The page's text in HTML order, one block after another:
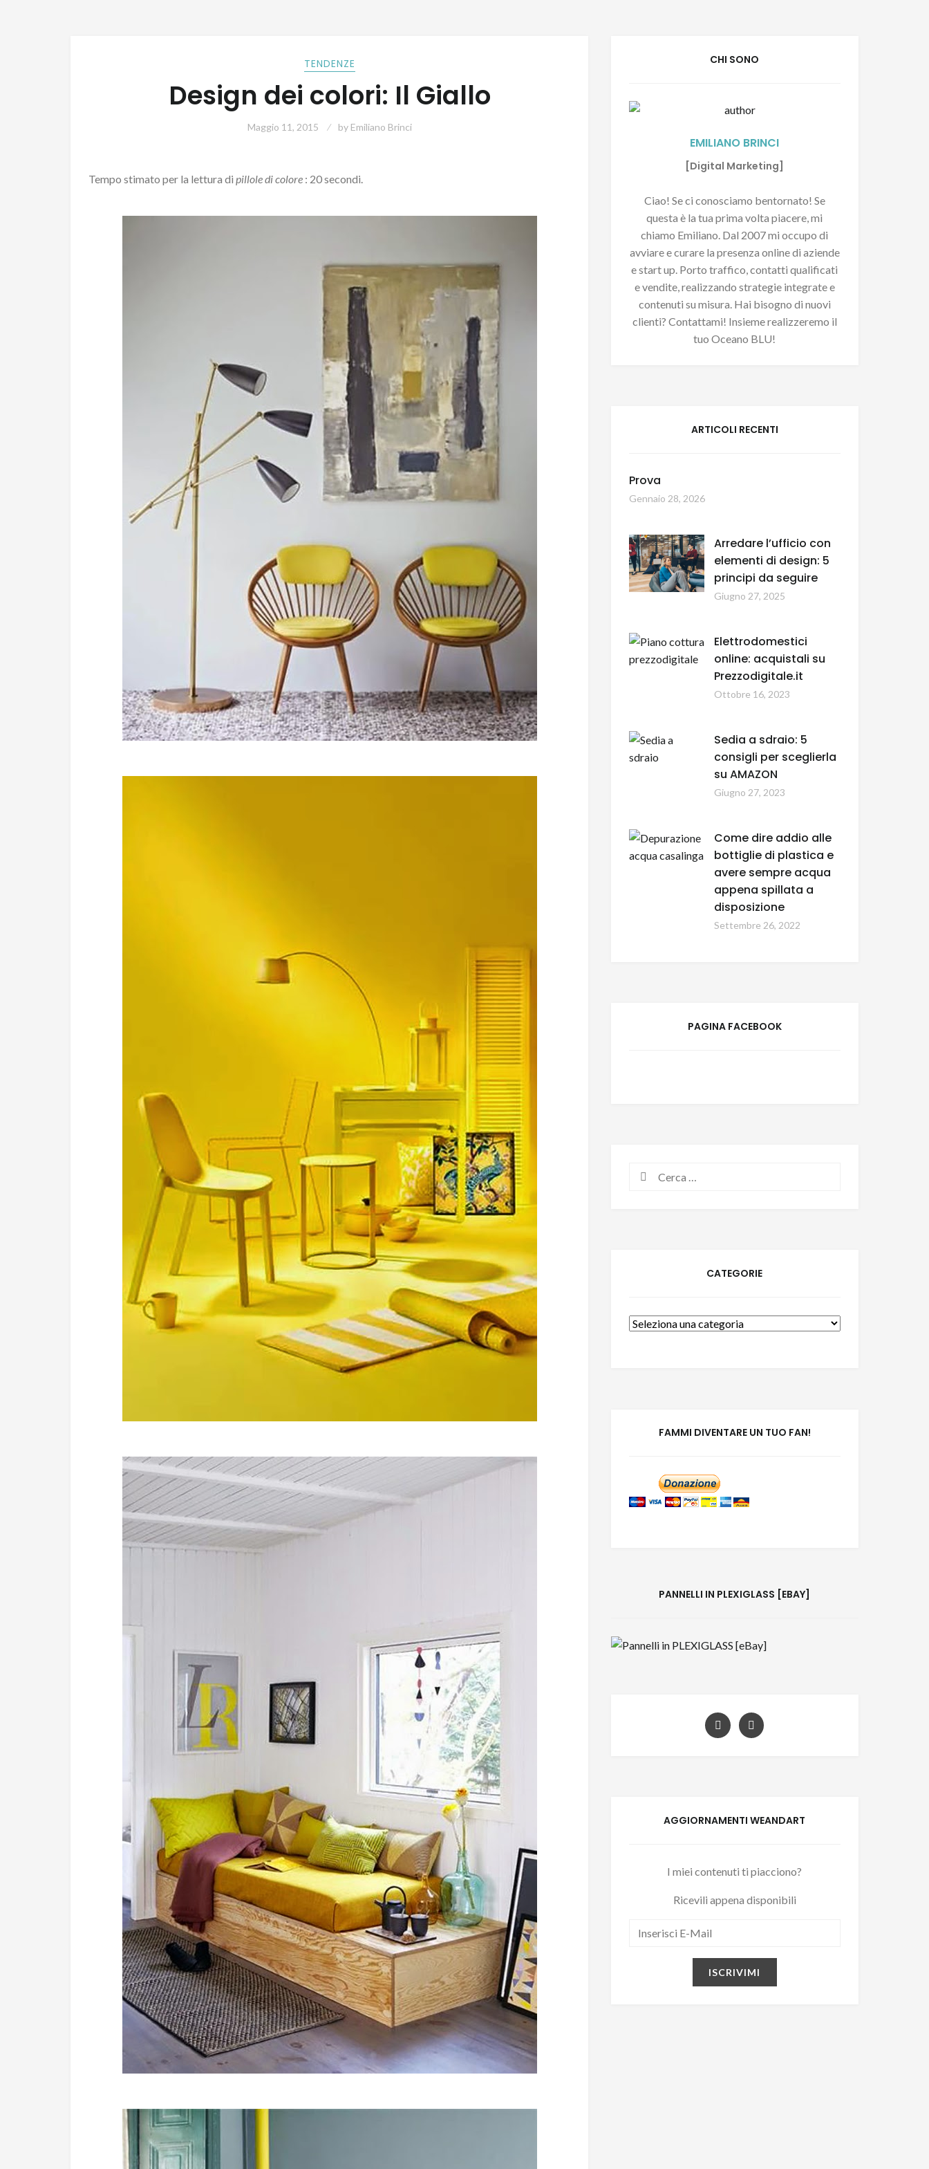
TENDENZE
Design dei colori: Il Giallo
Maggio 11, 2015 by Emiliano Brinci
Tempo stimato per la lettura di pillole di colore : 20 secondi.
CHI SONO
EMILIANO BRINCI
[Digital Marketing]
Ciao! Se ci conosciamo bentornato! Se
questa è la tua prima volta piacere, mi
chiamo Emiliano. Dal 2007 mi occupo di
avviare e curare la presenza online di aziende
e start up. Porto traffico, contatti qualificati
e vendite, realizzando strategie integrate e
contenuti su misura. Hai bisogno di nuovi
clienti? Contattami! Insieme realizzeremo il
tuo Oceano BLU!
ARTICOLI RECENTI
Prova
Gennaio 28, 2026
Arredare l’ufficio con
elementi di design: 5
principi da seguire
Giugno 27, 2025
Elettrodomestici
online: acquistali su
Prezzodigitale.it
Ottobre 16, 2023
Sedia a sdraio: 5
consigli per sceglierla
su AMAZON
Giugno 27, 2023
Come dire addio alle
bottiglie di plastica e
avere sempre acqua
appena spillata a
disposizione
Settembre 26, 2022
PAGINA FACEBOOK
Ricerca
CATEGORIE
Categorie
FAMMI DIVENTARE UN TUO FAN!
PANNELLI IN PLEXIGLASS [EBAY]
AGGIORNAMENTI WEANDART
I miei contenuti ti piacciono?
Ricevili appena disponibili